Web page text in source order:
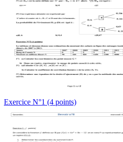
Exercice N°1 (4 points)